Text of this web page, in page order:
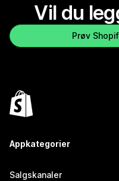
Vil du
Prøv
Appkategorier
Salgskanaler